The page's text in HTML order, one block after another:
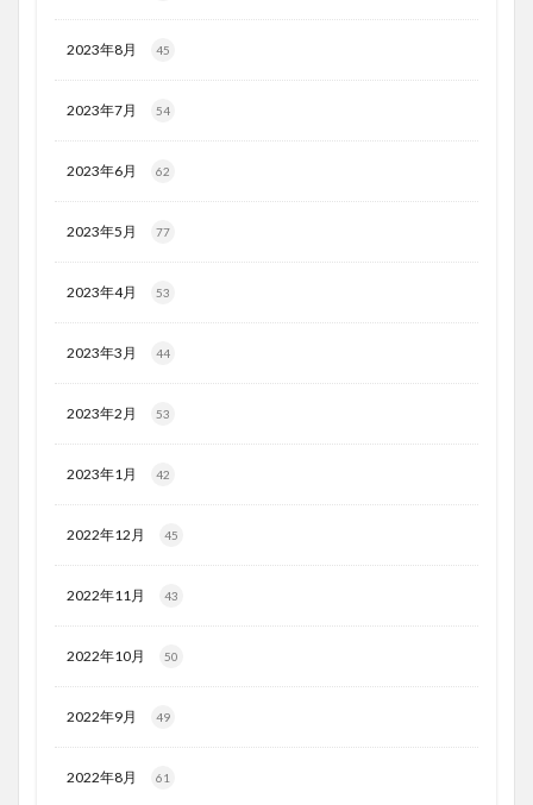
2023年8月 45
2023年7月 54
2023年6月 62
2023年5月 77
2023年4月 53
2023年3月 44
2023年2月 53
2023年1月 42
2022年12月 45
2022年11月 43
2022年10月 50
2022年9月 49
2022年8月 61